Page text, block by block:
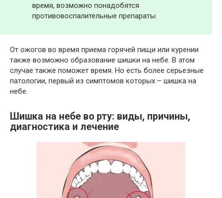
время, возможно понадобятся
противовоспалительные препараты.
От ожогов во время приема горячей пищи или курении
также возможно образование шишки на небе. В этом
случае также поможет время. Но есть более серьезные
патологии, первый из симптомов которых – шишка на
небе.
Шишка на небе во рту: виды, причины,
диагностика и лечение